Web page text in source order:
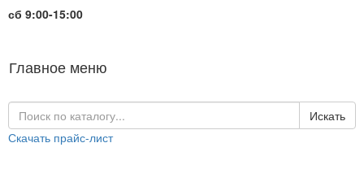
сб 9:00-15:00
Главное меню
Искать
Скачать прайс-лист